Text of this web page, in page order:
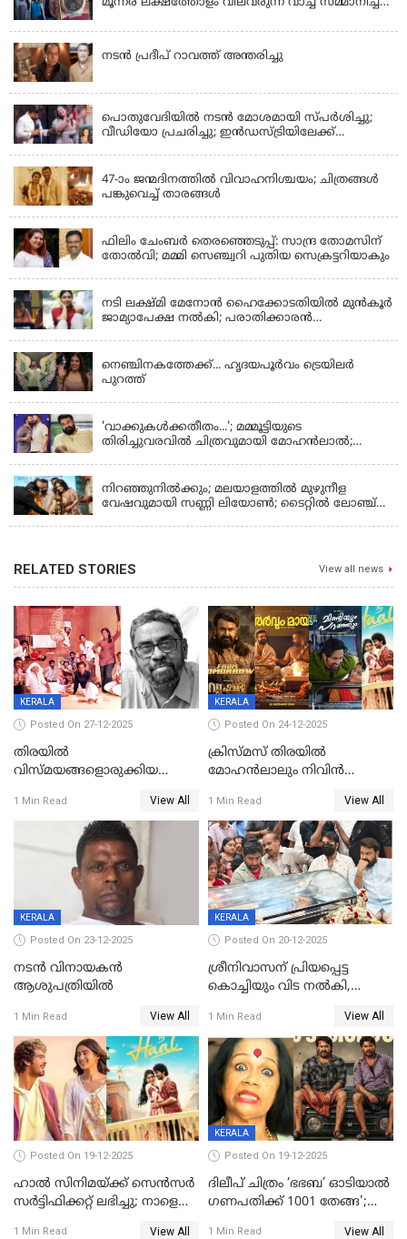
മൂന്നര ലക്ഷത്തോളം വിലവരുന്ന വാച്ച് സമ്മാനിച്ച്
നടൻ പ്രദീപ് റാവത്ത് അന്തരിച്ചു
പൊതുവേദിയില്‍ നടന്‍ മോശമായി സ്പര്‍ശിച്ചു;
വീഡിയോ പ്രചരിച്ചു; ഇന്‍ഡസ്ട്രിയിലേക്ക്
47-ാം ജന്മദിനത്തിൽ വിവാഹനിശ്ചയം; ചിത്രങ്ങള്‍
പങ്കുവെച്ച് താരങ്ങൾ
ഫിലിം ചേംബർ തെരഞ്ഞെടുപ്പ്: സാന്ദ്ര തോമസിന്
തോൽവി; മമ്മി സെഞ്ച്വറി പുതിയ സെക്രട്ടറിയാകും
നടി ലക്ഷ്മി മേനോൻ ഹൈക്കോടതിയിൽ മുൻ‌കൂർ
ജാമ്യാപേക്ഷ നൽകി; പരാതിക്കാരൻ
നെഞ്ചിനകത്തേക്ക്... ഹൃദയപൂര്‍വം ട്രെയിലര്‍
പുറത്ത്
'വാക്കുകള്‍ക്കതീതം...'; മമ്മൂട്ടിയുടെ
തിരിച്ചുവരവില്‍ ചിത്രവുമായി മോഹന്‍ലാല്‍;
നിറഞ്ഞുനിൽക്കും; മലയാളത്തിൽ മുഴുനീള
വേഷവുമായി സണ്ണി ലിയോൺ; ടൈറ്റിൽ ലോഞ്ച്
RELATED STORIES View all news
KERALA
Posted On 27-12-2025
തിരയിൽ
വിസ്മയങ്ങളൊരുക്കിയ
ശേഖര്‍ അന്തരിച്ചു
1 Min Read View All
KERALA
Posted On 24-12-2025
ക്രിസ്മസ് തിരയിൽ
മോഹൻലാലും നിവിൻ
ഷെയ്‌നും; 200 കോടി
മുടക്കിയെത്തുന്ന
വൃഷഭയുൾപ്പെടെ കാണാം
1 Min Read View All
KERALA
Posted On 23-12-2025
നടൻ വിനായകൻ
ആശുപത്രിയിൽ
1 Min Read View All
KERALA
Posted On 20-12-2025
ശ്രീനിവാസന് പ്രിയപ്പെട്ട
കൊച്ചിയും വിട നൽകി,
സംസ്കാരം നാളെ
1 Min Read View All
Posted On 19-12-2025
ഹാല്‍ സിനിമയ്ക്ക് സെന്‍സര്‍
സര്‍ട്ടിഫിക്കറ്റ് ലഭിച്ചു; നാളെ
1 Min Read View All
KERALA
Posted On 19-12-2025
ദിലീപ് ചിത്രം ‘ഭഭബ’ ഓടിയാൽ
ഗണപതിക്ക് 1001 തേങ്ങ';
1 Min Read View All